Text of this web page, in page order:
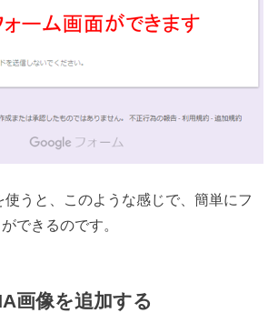
うと、このような感じで、簡単にフ
できるのです。
画像を追加する